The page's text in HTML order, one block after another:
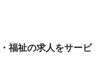
福祉の求人をサービ